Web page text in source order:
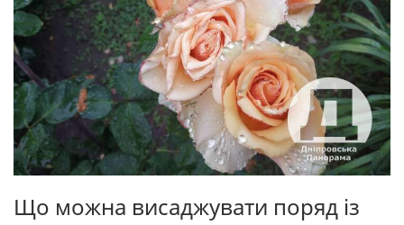
Що можна висаджувати поряд із